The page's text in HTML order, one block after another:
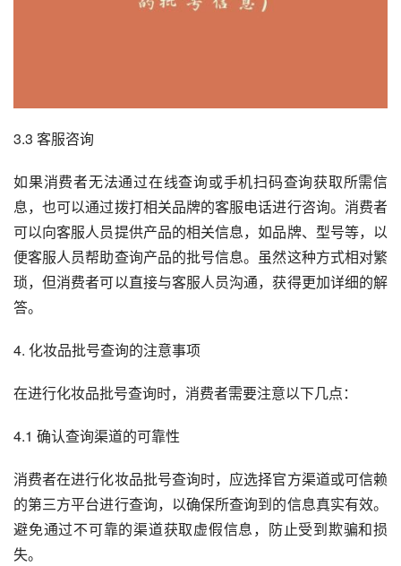
3.3 客服咨询
如果消费者无法通过在线查询或手机扫码查询获取所需信
息，也可以通过拨打相关品牌的客服电话进行咨询。消费者
可以向客服人员提供产品的相关信息，如品牌、型号等，以
便客服人员帮助查询产品的批号信息。虽然这种方式相对繁
琐，但消费者可以直接与客服人员沟通，获得更加详细的解
答。
4. 化妆品批号查询的注意事项
在进行化妆品批号查询时，消费者需要注意以下几点：
4.1 确认查询渠道的可靠性
消费者在进行化妆品批号查询时，应选择官方渠道或可信赖
的第三方平台进行查询，以确保所查询到的信息真实有效。
避免通过不可靠的渠道获取虚假信息，防止受到欺骗和损
失。